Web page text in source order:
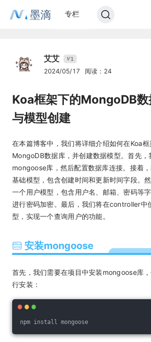
墨滴 专栏
艾艾 V1
2024/05/17 阅读：24
Koa框架下的MongoDB数
与模型创建
在本篇博客中，我们将详细介绍如何在Koa
MongoDB数据库，并创建数据模型。首先，
mongoose库，然后配置数据库连接。接着
基础模型，包含创建时间和更新时间字段。
一个用户模型，包含用户名、邮箱、密码等
进行密码加密。最后，我们将在controller中
型，实现一个查询用户的功能。
安装mongoose
首先，我们需要在项目中安装mongoose库
行安装：
npm install mongoose